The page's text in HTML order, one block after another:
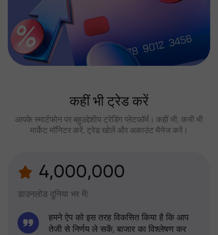
कहीं भी ट्रेड करें
आपके स्मार्टफोन पर बहुउद्देशीय ट्रेडिंग प्लेटफॉर्म। कहीं भी, कभी भी
मार्केट मॉनिटर करें, ट्रेड खोलें और अकाउंट मैनेज करें।
4,000,000
डाउनलोड दुनिया भर में!
हमने ऐप को इस तरह विकसित किया है कि आप
तेजी से निर्णय ले सकें, बाजार का विश्लेषण कर